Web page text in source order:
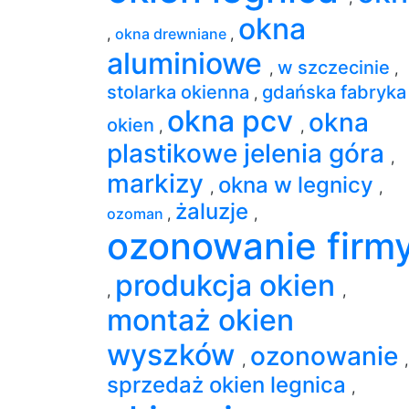
, okna drewniane , okna
aluminiowe , w szczecinie ,
stolarka okienna , gdańska fabryka
okien , okna pcv , okna
plastikowe jelenia góra ,
markizy , okna w legnicy ,
ozoman , żaluzje ,
ozonowanie
, produkcja okien ,
montaż okien
wyszków , ozonowanie ,
sprzedaż okien legnica ,